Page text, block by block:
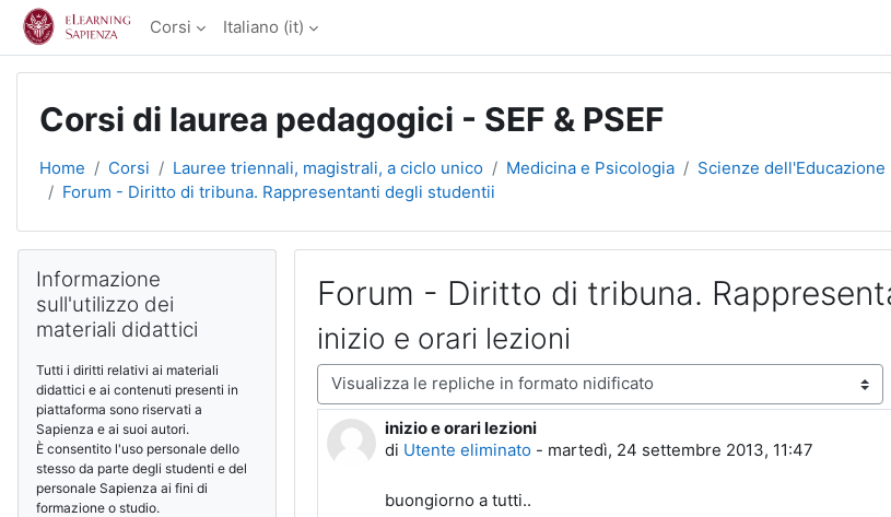
Vai al contenuto principale
Corsi Italiano ‎(it)‎
Corsi di laurea pedagogici - SEF & PSEF
Home Corsi Lauree triennali, magistrali, a ciclo unico Medicina e Psicologia Scienze dell'Educazione
Forum - Diritto di tribuna. Rappresentanti degli studentii
Forum - Diritto di tribuna.
inizio e orari lezioni
Modalità visualizzazione
inizio e orari lezioni
di Utente eliminato- martedì, 24 settembre 2013, 11:47
Numero di risposte: 0
buongiorno a tutti..
Blocchi
Informazione
sull'utilizzo dei
materiali didattici
Tutti i diritti relativi ai materiali
didattici e ai contenuti presenti in
piattaforma sono riservati a
Sapienza e ai suoi autori.
È consentito l'uso personale dello
stesso da parte degli studenti e del
personale Sapienza ai fini di
formazione o studio.